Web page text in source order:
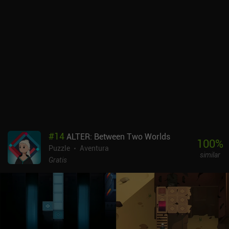
#14ALTER: Between Two Worlds
Puzzle
Aventura
Gratis
100%
similar